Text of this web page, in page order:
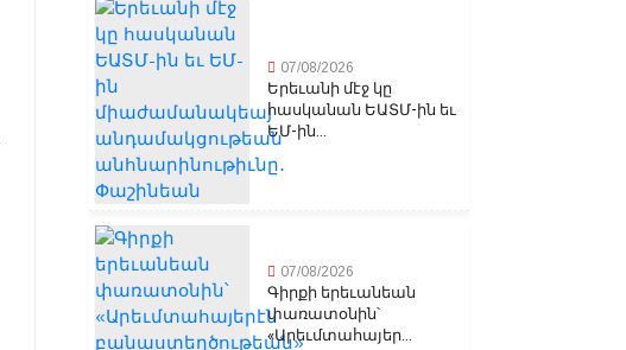
07/08/2026
Երեւանի մէջ կը
հասկանան ԵԱՏՄ-ին եւ
ԵՄ-ին...
07/08/2026
Գիրքի երեւանեան
փառատօնին՝
«Արեւմտահայեր...